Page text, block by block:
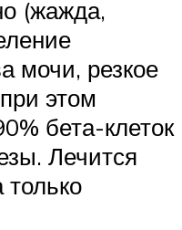
(жажда,
мочи, резкое
этом
бета-клеток
Лечится